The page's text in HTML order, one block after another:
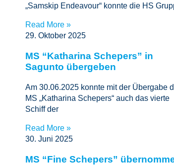
„Samskip Endeavour“ konnte die HS
Read More »
29. Oktober 2025
MS “Katharina Schepers” in
Sagunto übergeben
Am 30.06.2025 konnte mit der Übergabe
MS „Katharina Schepers“ auch das vierte
Schiff der
Read More »
30. Juni 2025
MS “Fine Schepers”